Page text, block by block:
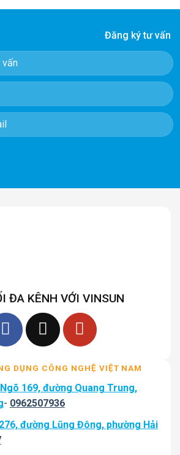
Đăng ký tư vấn
ĐA KÊNH VỚI VINSUN
DỤNG CÔNG NGHỆ VIỆT NAM
169, đường Quang Trung,
- 0962507936
đường Lũng Đông, phường Hải